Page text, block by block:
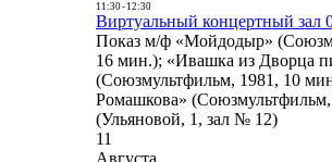
11:30- 12:30
Виртуальный концертный зал
Показ м/ф «Мойдодыр»
16 мин.); «Ивашка из Дворца
(Союзмультфильм, 1981, 10
Ромашкова»
(Ульяновой, 1, зал № 12)
11